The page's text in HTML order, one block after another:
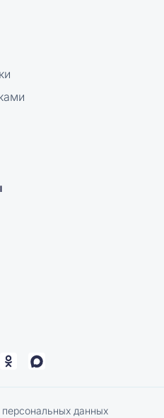
персональных данных